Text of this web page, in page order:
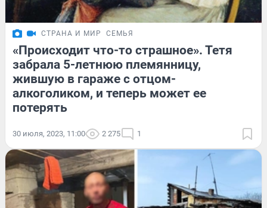
СТРАНА И МИР СЕМЬЯ
«Происходит что-то страшное». Тетя
забрала 5-летнюю племянницу,
жившую в гараже с отцом-
алкоголиком, и теперь может ее
потерять
30 июля, 2023, 11:00 2 275 1